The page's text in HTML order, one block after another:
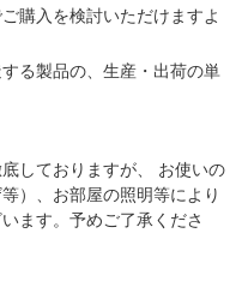
購入を検討いただけますよ
る製品の、生産・出荷の単
しておりますが、 お使いの
）、お部屋の照明等により
ます。予めご了承くださ